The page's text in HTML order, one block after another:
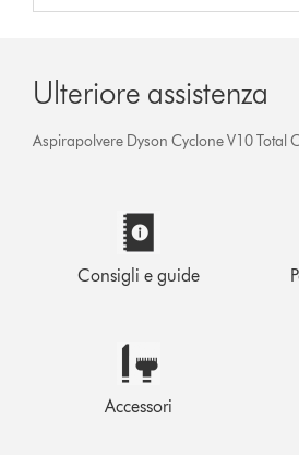
Ulteriore assistenza
Aspirapolvere Dyson Cyclone V10 Total
Consigli e guide
Accessori